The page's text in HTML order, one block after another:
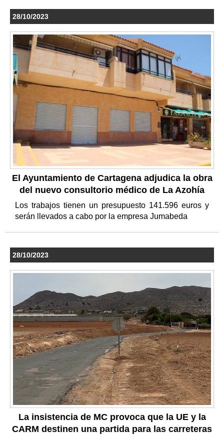
28/10/2023
El Ayuntamiento de Cartagena adjudica la obra
del nuevo consultorio médico de La Azohía
Los trabajos tienen un presupuesto 141.596 euros y
serán llevados a cabo por la empresa Jumabeda
28/10/2023
La insistencia de MC provoca que la UE y la
CARM destinen una partida para las carreteras